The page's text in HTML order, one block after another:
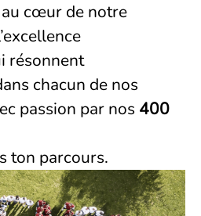
au cœur de notre
résonnent
chacun de nos
passion par nos 400
ton parcours.